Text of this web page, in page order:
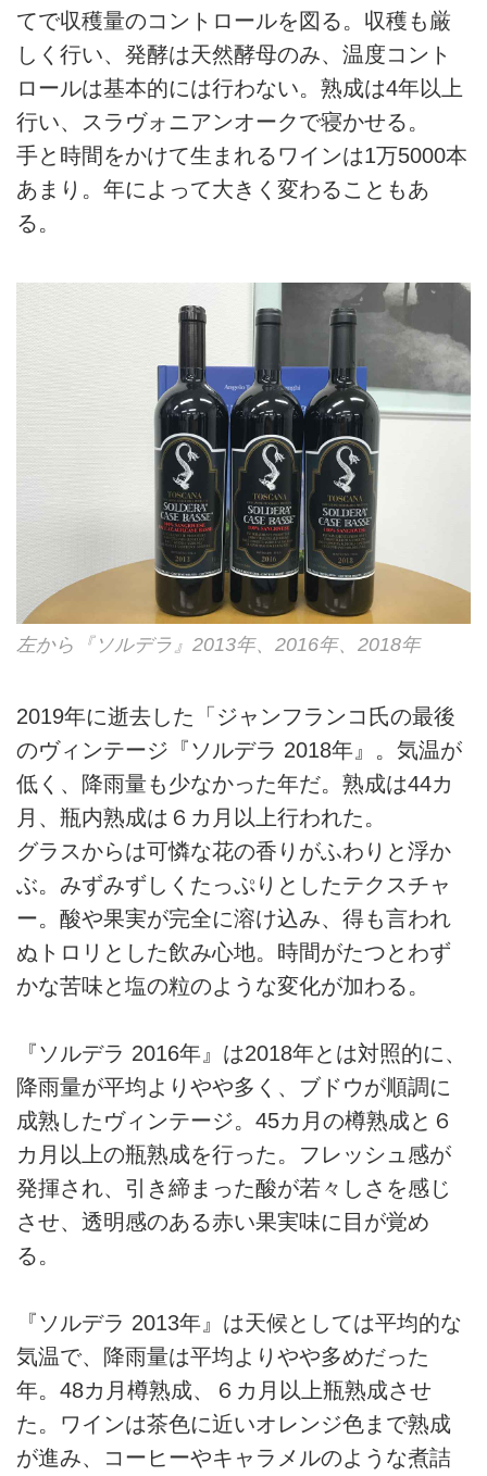
てで収穫量のコントロールを図る。収穫も厳
しく行い、発酵は天然酵母のみ、温度コント
ロールは基本的には行わない。熟成は4年以上
行い、スラヴォニアンオークで寝かせる。
手と時間をかけて生まれるワインは1万5000本
あまり。年によって大きく変わることもあ
る。
左から『ソルデラ』2013年、2016年、2018年
2019年に逝去した「ジャンフランコ氏の最後
のヴィンテージ『ソルデラ 2018年』。気温が
低く、降雨量も少なかった年だ。熟成は44カ
月、瓶内熟成は６カ月以上行われた。
グラスからは可憐な花の香りがふわりと浮か
ぶ。みずみずしくたっぷりとしたテクスチャ
ー。酸や果実が完全に溶け込み、得も言われ
ぬトロリとした飲み心地。時間がたつとわず
かな苦味と塩の粒のような変化が加わる。
『ソルデラ 2016年』は2018年とは対照的に、
降雨量が平均よりやや多く、ブドウが順調に
成熟したヴィンテージ。45カ月の樽熟成と６
カ月以上の瓶熟成を行った。フレッシュ感が
発揮され、引き締まった酸が若々しさを感じ
させ、透明感のある赤い果実味に目が覚め
る。
『ソルデラ 2013年』は天候としては平均的な
気温で、降雨量は平均よりやや多めだった
年。48カ月樽熟成、６カ月以上瓶熟成させ
た。ワインは茶色に近いオレンジ色まで熟成
が進み、コーヒーやキャラメルのような煮詰